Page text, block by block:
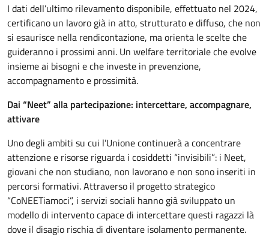
I dati dell’ultimo rilevamento disponibile, effettuato nel 2024,
certificano un lavoro già in atto, strutturato e diffuso, che non
si esaurisce nella rendicontazione, ma orienta le scelte che
guideranno i prossimi anni. Un welfare territoriale che evolve
insieme ai bisogni e che investe in prevenzione,
accompagnamento e prossimità.
Dai “Neet” alla partecipazione: intercettare, accompagnare,
attivare
Uno degli ambiti su cui l’Unione continuerà a concentrare
attenzione e risorse riguarda i cosiddetti “invisibili”: i Neet,
giovani che non studiano, non lavorano e non sono inseriti in
percorsi formativi. Attraverso il progetto strategico
“CoNEETiamoci”, i servizi sociali hanno già sviluppato un
modello di intervento capace di intercettare questi ragazzi là
dove il disagio rischia di diventare isolamento permanente.